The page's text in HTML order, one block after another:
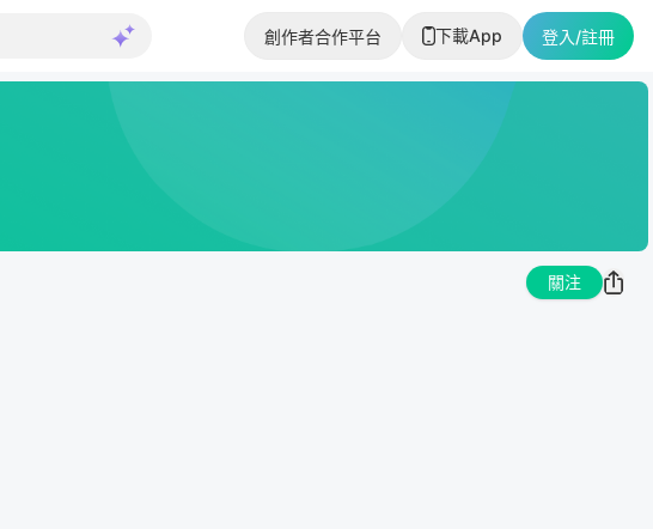
創作者合作平台 下載App 登入/註冊
關注